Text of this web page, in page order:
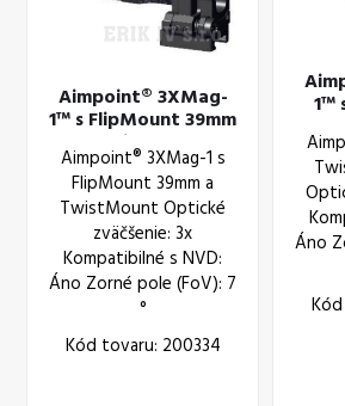
Aimpoint® 3XMag-
1™ s FlipMount 39mm
a TwistMount
Aimpoint® 3XMag-1 s
FlipMount 39mm a
TwistMount Optické
zväčšenie: 3x
Kompatibilné s NVD:
Áno Zorné pole (FoV): 7
°
Kód tovaru: 200334
1™
Áno